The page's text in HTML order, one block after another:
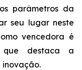
parâmetros da
seu lugar neste
vencedora é
que destaca a